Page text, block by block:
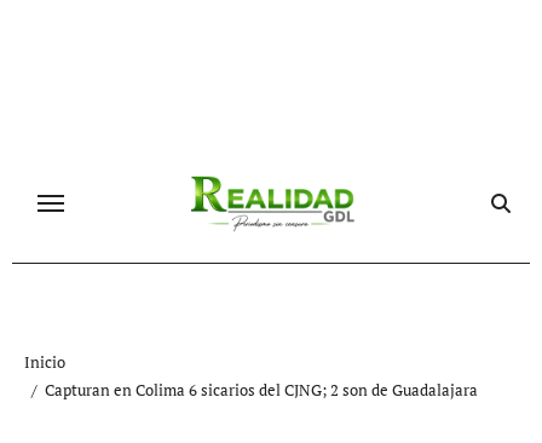
Inicio
Capturan en Colima 6 sicarios del CJNG; 2 son de Guadalajara